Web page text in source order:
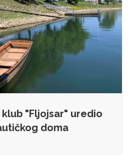
"Fljojsar" uredio
doma